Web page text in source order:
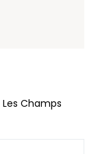
Les Champs